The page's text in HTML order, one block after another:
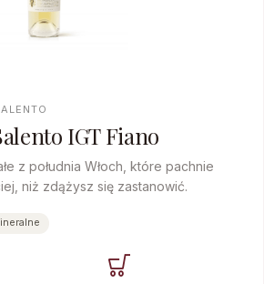
IGT Fiano
z południa Włoch, które pachnie
niż zdążysz się zastanowić.